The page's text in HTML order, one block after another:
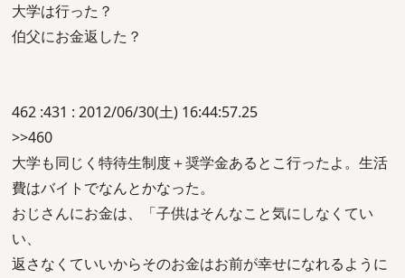
大学は行った？
伯父にお金返した？
462 :431 : 2012/06/30(土) 16:44:57.25
>>460
大学も同じく特待生制度＋奨学金あるとこ行ったよ。生活
費はバイトでなんとかなった。
おじさんにお金は、「子供はそんなこと気にしなくてい
い、
返さなくていいからそのお金はお前が幸せになれるように